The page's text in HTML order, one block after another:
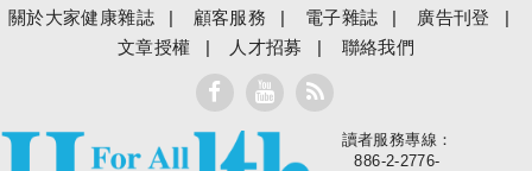
關於大家健康雜誌 顧客服務 電子雜誌
廣告刊登
文章授權
人才招募 聯絡我們
大家健康
讀者服務專線：
886-2-2776-